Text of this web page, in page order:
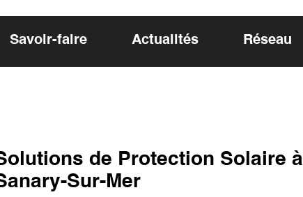
Savoir-faire Actualités Réseau
de Protection Solaire à
Sur-Mer